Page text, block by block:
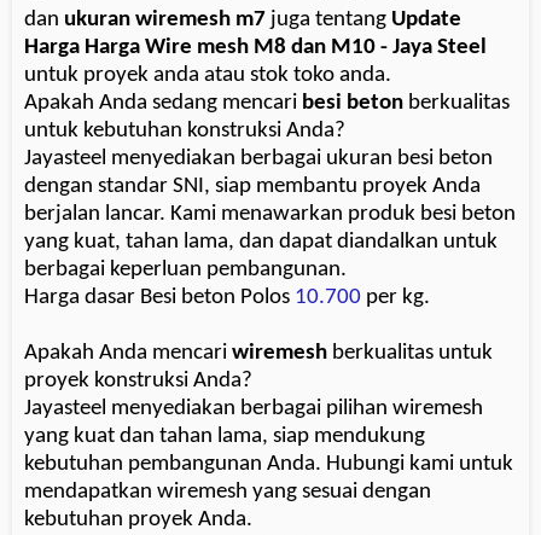
dan ukuran wiremesh m7 juga tentang Update
Harga Harga Wire mesh M8 dan M10 - Jaya Steel
untuk proyek anda atau stok toko anda.
Apakah Anda sedang mencari besi beton berkualitas
untuk kebutuhan konstruksi Anda?
Jayasteel menyediakan berbagai ukuran besi beton
dengan standar SNI, siap membantu proyek Anda
berjalan lancar. Kami menawarkan produk besi beton
yang kuat, tahan lama, dan dapat diandalkan untuk
berbagai keperluan pembangunan.
Harga dasar Besi beton Polos 10.700 per kg.
Apakah Anda mencari wiremesh berkualitas untuk
proyek konstruksi Anda?
Jayasteel menyediakan berbagai pilihan wiremesh
yang kuat dan tahan lama, siap mendukung
kebutuhan pembangunan Anda. Hubungi kami untuk
mendapatkan wiremesh yang sesuai dengan
kebutuhan proyek Anda.